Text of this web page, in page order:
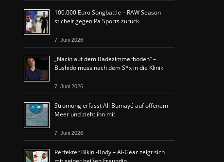
100.000 Euro Songbattle – RAW Season
stichelt gegen Pa Sports zurück
7. Juni 2026
„Nackt auf dem Badezimmerboden“ –
Bushido muss nach dem S*x in die Klinik
7. Juni 2026
Strömung erfasst Ali Bumayé auf offenem
Meer und zieht ihn mit
7. Juni 2026
Perfekter Bikini-Body – Al-Gear zeigt sich